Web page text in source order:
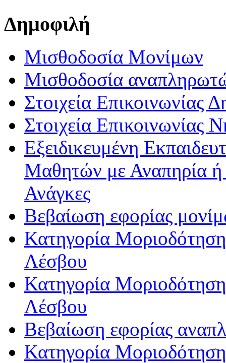
Δημοφιλή
Μισθοδοσία Μονίμων
Μισθοδοσία
Στοιχεία Επικοινωνίας
Στοιχεία Επικοινωνίας
Εξειδικευμένη
Μαθητών με Αναπηρία ή /
Ανάγκες
Βεβαίωση εφορίας
Κατηγορία
Λέσβου
Κατηγορία
Λέσβου
Βεβαίωση εφορίας
Κατηγορία